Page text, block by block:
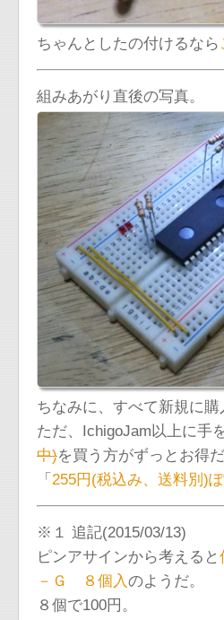
ちゃんとしたの付けるなら
組みあがり直後の写真。
ちなみに、すべて新規に
ただ、IchigoJam以上に手
中)を買う方がずっとお得だ
「 255円(税込み、送料別)
※１ 追記(2015/03/13)
ピンアサインから考えると
－Ｇ ８個入のようだ。
８個で100円。